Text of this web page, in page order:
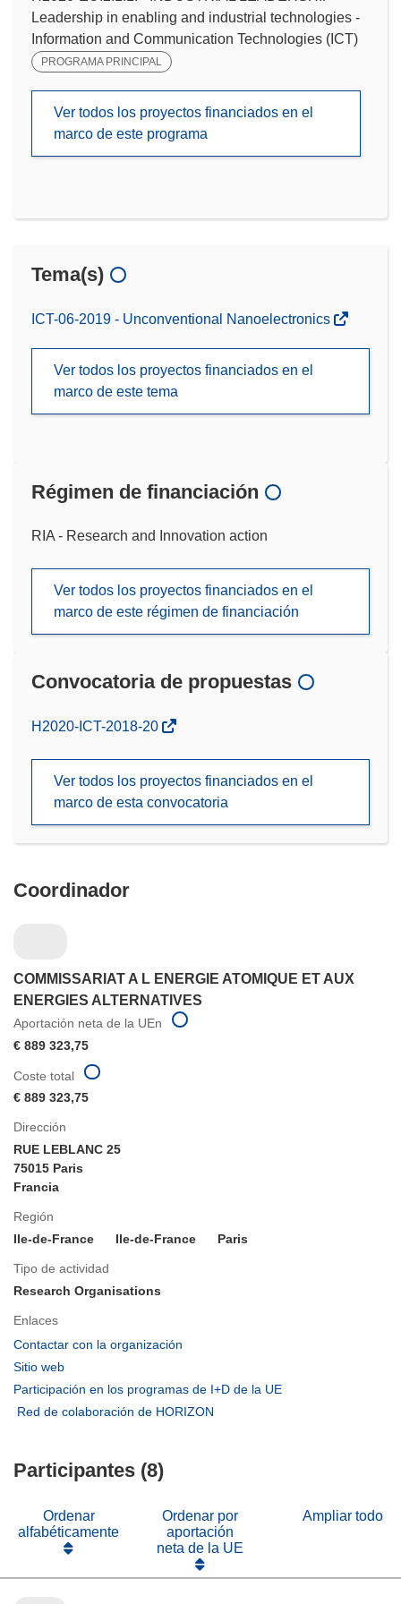
Leadership in enabling and industrial technologies -
Information and Communication Technologies (ICT)
PROGRAMA PRINCIPAL
Ver todos los proyectos financiados en el
marco de este programa
Tema(s)
ICT-06-2019 - Unconventional Nanoelectronics
Ver todos los proyectos financiados en el
marco de este tema
Régimen de financiación
RIA - Research and Innovation action
Ver todos los proyectos financiados en el
marco de este régimen de financiación
Convocatoria de propuestas
(se
nueva
H2020-ICT-2018-20
Ver todos los proyectos financiados en el
marco de esta convocatoria
Coordinador
COMMISSARIAT A L ENERGIE ATOMIQUE ET AUX
ENERGIES ALTERNATIVES
Aportación neta de la UEn
€ 889 323,75
Dirección
RUE LEBLANC 25
75015 Paris
Francia
Región
Ile-de-France
Ile-de-France Paris
Tipo de actividad
Research Organisations
Enlaces
Contactar con la organización
en
nueva
Sitio web
abrirá
en
ventana)
Participación en los programas de I+D de la UE
Red de colaboración de HORIZON
Coste total
€ 889 323,75
Participantes (8)
Ordenar
alfabéticamente
Ordenar por
aportación
neta de la UE
Ampliar todo